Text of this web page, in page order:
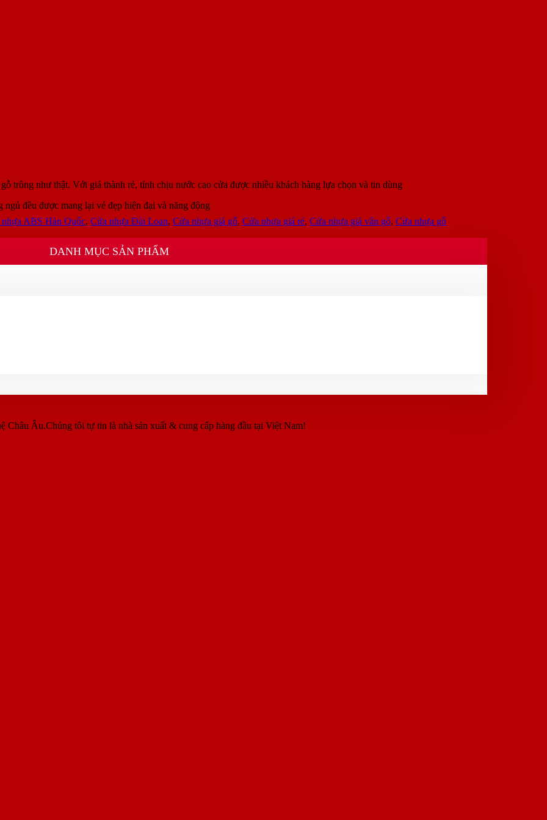
trông như thật. Với giá thành rẻ, tính chịu nước cao cửa được nhiều khách hàng lựa chọn và tin dùng
đều được mang lại vẻ đẹp hiện đại và năng động
ABS Hàn Quốc, Cửa nhựa Đài Loan, Cửa nhựa giả gỗ, Cửa nhựa giá rẻ, Cửa nhựa giả vân gỗ, Cửa nhựa gỗ
DANH MỤC SẢN PHẨM
Châu Âu.Chúng tôi tự tin là nhà sản xuất & cung cấp hàng đầu tại Việt Nam!